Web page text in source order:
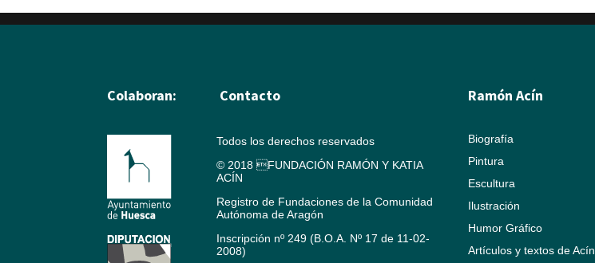
Colaboran: Contacto
Todos los derechos reservados
© 2018 FUNDACIÓN RAMÓN Y KATIA
ACÍN
Registro de Fundaciones de la Comunidad
Autónoma de Aragón
Inscripción nº 249 (B.O.A. Nº 17 de 11-02-
2008)
Ramón Acín
Biografía
Pintura
Escultura
Ilustración
Humor Gráfico
Artículos y textos de Acín